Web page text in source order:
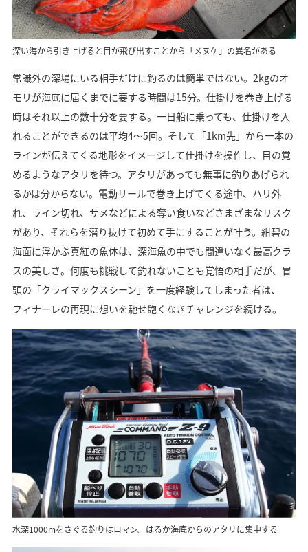
深い海から引き上げると目が飛び出すことから「メヌケ」の異名がある
常識外の深場にいる相手だけに釣るのは簡単ではない。2kgのオ
モリが海底に届くまでに要する時間は15分。仕掛けを巻き上げる
時はそれ以上の数十分を要する。一日船に乗っても、仕掛けを入
れることができるのは平均4～5回。そして「1km先」から一本の
ラインが伝えてくる地形をイメージして仕掛けを操作し、目の覚
めるようなアタリを待つ。アタリがあっても無事に釣りあげられ
るかは分からない。電動リールで巻き上げてくる途中、ハリ外
れ、ライン切れ、サメなどによる奪い食いなどさまざまなリスク
があり、それらを潜り抜けて初めて手にすることが叶う。紺碧の
海面に浮かぶ真紅の魚体は、深海魚の中でも間違いなく最高クラ
スの美しさ。何度も挑戦して釣れないことも覚悟の相手だが、冒
頭の「クライマックスシーン」を一度経験してしまった者は、
フィナーレの再現に想いを馳せ飽くなきチャレンジを続ける。
水深1000mをさぐる釣りはロマン。はるか海底からのアタリに集中する